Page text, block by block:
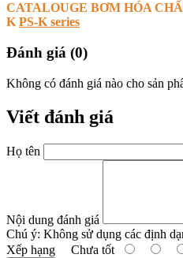
CATALOUGE BƠM HÓA
KPS-K series
Đánh giá (0)
Không có đánh giá nào cho sản
Viết đánh giá
Họ tên
Nội dung đánh giá
Chú ý: Không sử dụng các định
Xếp hạng Chưa tốt